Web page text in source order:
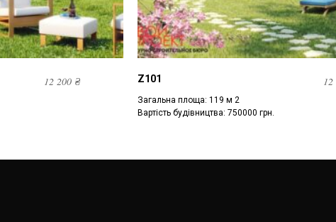
12 200 ₴ Z101 12
Загальна площа: 119 м 2
Вартість будівництва: 750000 грн.